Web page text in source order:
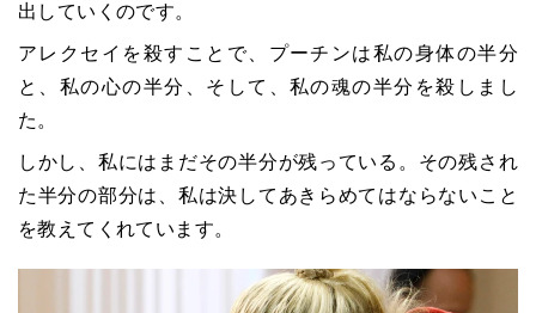
出していくのです。
アレクセイを殺すことで、プーチンは私の身体の半分
と、私の心の半分、そして、私の魂の半分を殺しまし
た。
しかし、私にはまだその半分が残っている。その残され
た半分の部分は、私は決してあきらめてはならないこと
を教えてくれています。